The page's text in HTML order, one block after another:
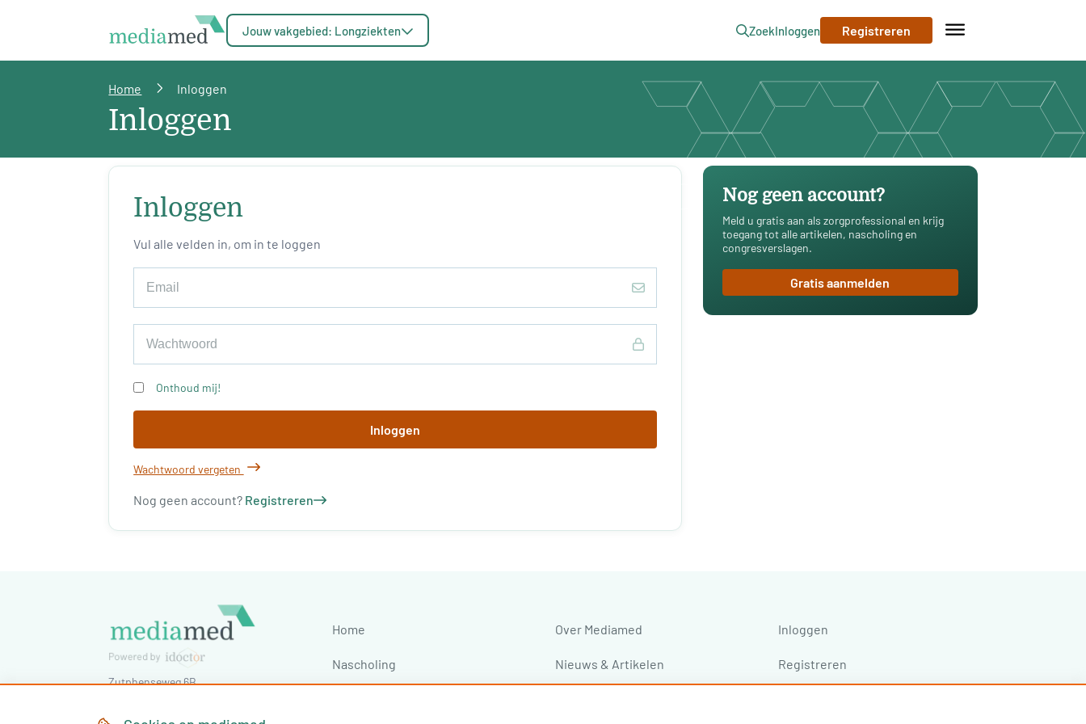
Jouw vakgebied: Longziekten ZoekInloggen Registreren
Home Inloggen
Inloggen
Inloggen
Vul alle velden in, om in te loggen
Onthoud mij!
Inloggen
Wachtwoord vergeten
Nog geen account? Registreren
Nog geen account?
Meld u gratis aan als zorgprofessional en krijg
toegang tot alle artikelen, nascholing en
congresverslagen.
Gratis aanmelden
Zutphenseweg 6B
Tel:030-7603620
Home Over Mediamed
Nascholing Nieuws & Artikelen
Inloggen
Registreren